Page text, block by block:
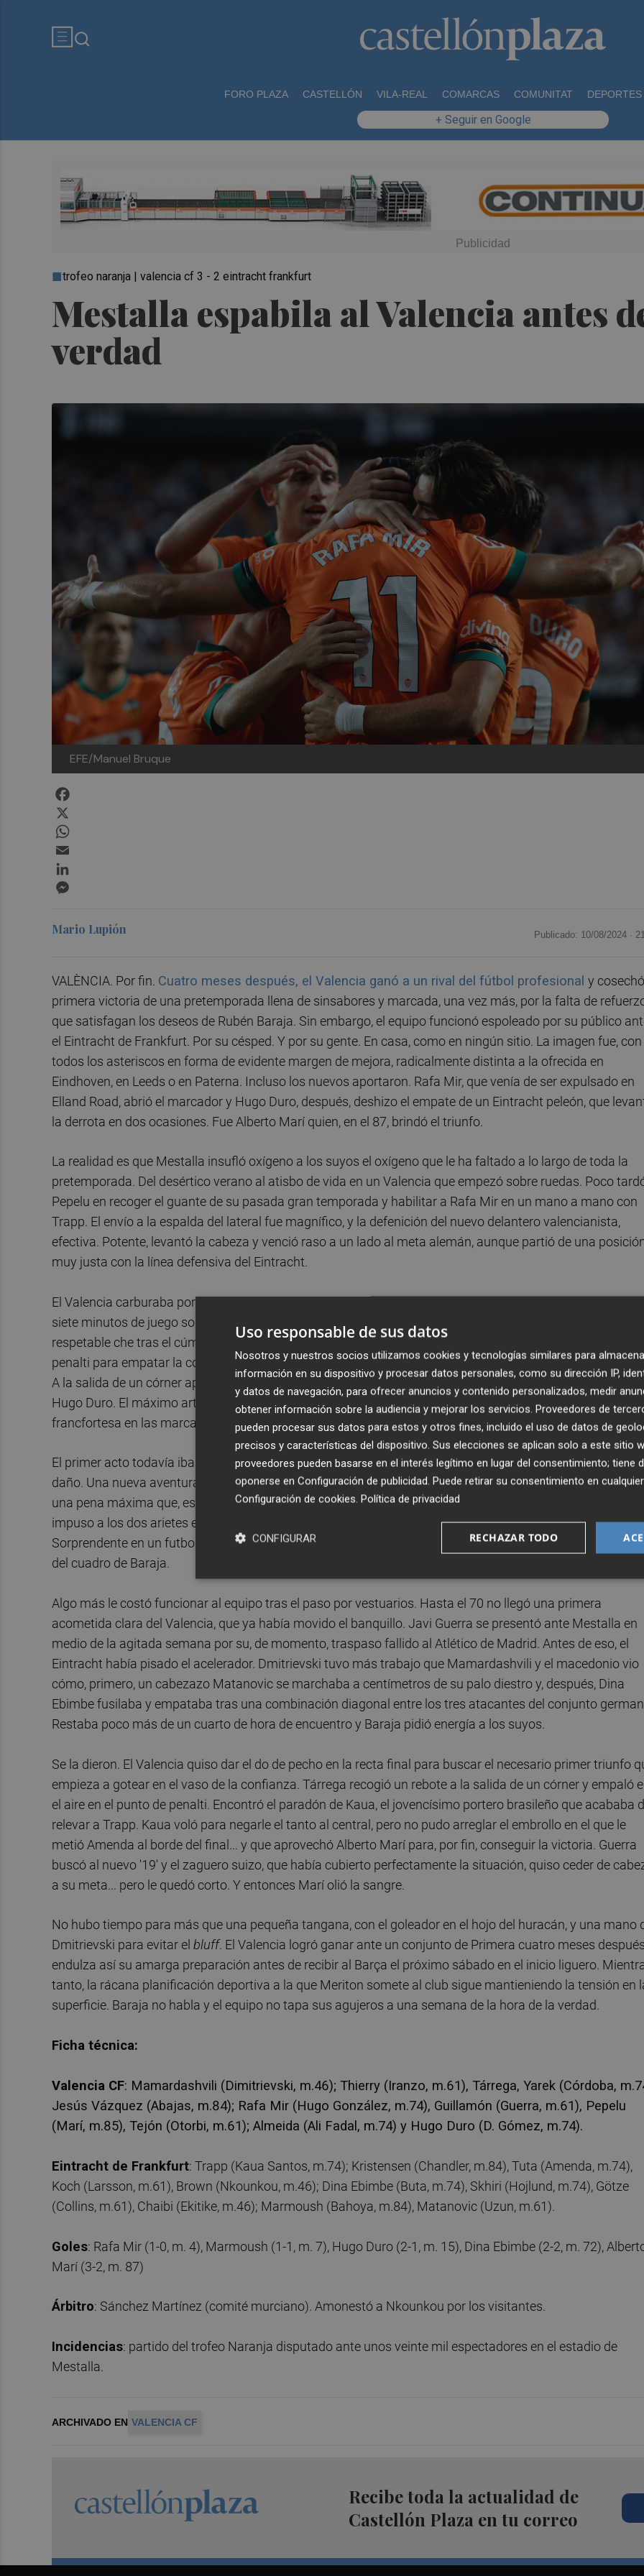
FORO PLAZA CASTELLÓN VILA-REAL COMARCAS COMUNITAT DEPORTES
+ Seguir en Google
Mestalla espabila al Valencia antes
verdad
trofeo naranja | valencia cf 3 - 2 eintracht frankfurt
EFE/Manuel Bruque
Mario Lupión Publicado: 10/08/2024 ·
VALÈNCIA. Por fin. Cuatro meses después, el Valencia ganó a un rival del fútbol profesional y
primera victoria de una pretemporada llena de sinsabores y marcada, una vez más, por la falta de
que satisfagan los deseos de Rubén Baraja. Sin embargo, el equipo funcionó espoleado por su público
el Eintracht de Frankfurt. Por su césped. Y por su gente. En casa, como en ningún sitio. La imagen fue, con
todos los asteriscos en forma de evidente margen de mejora, radicalmente distinta a la ofrecida en
Eindhoven, en Leeds o en Paterna. Incluso los nuevos aportaron. Rafa Mir, que venía de ser expulsado en
Elland Road, abrió el marcador y Hugo Duro, después, deshizo el empate de un Eintracht peleón, que
la derrota en dos ocasiones. Fue Alberto Marí quien, en el 87, brindó el triunfo.
La realidad es que Mestalla insufló oxígeno a los suyos el oxígeno que le ha faltado a lo largo de toda la
pretemporada. Del desértico verano al atisbo de vida en un Valencia que empezó sobre ruedas. Poco
Pepelu en recoger el guante de su pasada gran temporada y habilitar a Rafa Mir en un mano a mano con
Trapp. El envío a la espalda del lateral fue magnífico, y la defenición del nuevo delantero valencianista,
efectiva. Potente, levantó la cabeza y venció raso a un lado al meta alemán, aunque partió de una
muy justa con la línea defensiva del Eintracht.
El Valencia carburaba por primera vez desde el regreso al trabajo. El penalti claro cometido por Yarek a los
siete minutos de juego solo fue un borrón en una primera mitad más que correcta para lo esperado en el
respetable che tras el cúmulo de sinsabores de pretemporada. El egipcio Marmoush ejecutó y anotó el
penalti para empatar la contienda, pero los de Baraja iban a continuar espoleados por su escenario
A la salida de un córner apenas ocho minutos más tarde, un centro medido de Thierry encontró la cabeza
Hugo Duro. El máximo artillero del pasado curso se elevó por encima de Tuta y una permisiva zaga
francfortesa en las marcas. El testarazo, inapelable.
El primer acto todavía iba a guardar más noticias. Picando las espaldas de los laterales, Duro y Mir
daño. Una nueva aventura en esa tarea terminó con el madrileño en el suelo, zandadilleado, y
una pena máxima que, esta vez, erró Pepelu. El nuevo capitán -a falta de Gayà y Jaume sobre el césped-
impuso a los dos arietes en la batalla por chutar el penalti, pero envió el lanzamiento a las nubes.
Sorprendente en un futbolista impecable en ese cometido y que lleva la vara de mando en el balón parado
del cuadro de Baraja.
Algo más le costó funcionar al equipo tras el paso por vestuarios. Hasta el 70 no llegó una primera
acometida clara del Valencia, que ya había movido el banquillo. Javi Guerra se presentó ante Mestalla en
medio de la agitada semana por su, de momento, traspaso fallido al Atlético de Madrid. Antes de eso, el
Eintracht había pisado el acelerador. Dmitrievski tuvo más trabajo que Mamardashvili y el macedonio vio
cómo, primero, un cabezazo Matanovic se marchaba a centímetros de su palo diestro y, después, Dina
Ebimbe fusilaba y empataba tras una combinación diagonal entre los tres atacantes del conjunto
Restaba poco más de un cuarto de hora de encuentro y Baraja pidió energía a los suyos.
Se la dieron. El Valencia quiso dar el do de pecho en la recta final para buscar el necesario primer triunfo
empieza a gotear en el vaso de la confianza. Tárrega recogió un rebote a la salida de un córner y empaló
el aire en el punto de penalti. Encontró el paradón de Kaua, el jovencísimo portero brasileño que acababa
relevar a Trapp. Kaua voló para negarle el tanto al central, pero no pudo arreglar el embrollo en el que le
metió Amenda al borde del final... y que aprovechó Alberto Marí para, por fin, conseguir la victoria. Guerra
buscó al nuevo '19' y el zaguero suizo, que había cubierto perfectamente la situación, quiso ceder de
a su meta... pero le quedó corto. Y entonces Marí olió la sangre.
No hubo tiempo para más que una pequeña tangana, con el goleador en el hojo del huracán, y una mano
Dmitrievski para evitar el bluff. El Valencia logró ganar ante un conjunto de Primera cuatro meses
endulza así su amarga preparación antes de recibir al Barça el próximo sábado en el inicio liguero.
tanto, la rácana planificación deportiva a la que Meriton somete al club sigue mantieniendo la tensión en
superficie. Baraja no habla y el equipo no tapa sus agujeros a una semana de la hora de la verdad.
Ficha técnica:
Valencia CF: Mamardashvili (Dimitrievski, m.46); Thierry (Iranzo, m.61), Tárrega, Yarek (Córdoba,
Jesús Vázquez (Abajas, m.84); Rafa Mir (Hugo González, m.74), Guillamón (Guerra, m.61), Pepelu
(Marí, m.85), Tejón (Otorbi, m.61); Almeida (Ali Fadal, m.74) y Hugo Duro (D. Gómez, m.74).
Eintracht de Frankfurt: Trapp (Kaua Santos, m.74); Kristensen (Chandler, m.84), Tuta (Amenda, m.74),
Koch (Larsson, m.61), Brown (Nkounkou, m.46); Dina Ebimbe (Buta, m.74), Skhiri (Hojlund, m.74), Götze
(Collins, m.61), Chaibi (Ekitike, m.46); Marmoush (Bahoya, m.84), Matanovic (Uzun, m.61).
Goles: Rafa Mir (1-0, m. 4), Marmoush (1-1, m. 7), Hugo Duro (2-1, m. 15), Dina Ebimbe (2-2, m. 72),
Marí (3-2, m. 87)
Árbitro: Sánchez Martínez (comité murciano). Amonestó a Nkounkou por los visitantes.
Incidencias: partido del trofeo Naranja disputado ante unos veinte mil espectadores en el estadio de
Mestalla.
ARCHIVADO EN VALENCIA CF
Recibe toda la actualidad de
Castellón Plaza en tu correo
Uso responsable de sus datos
Nosotros y nuestros socios utilizamos cookies y tecnologías similares para
información en su dispositivo y procesar datos personales, como su dirección IP,
y datos de navegación, para ofrecer anuncios y contenido personalizados, medir
obtener información sobre la audiencia y mejorar los servicios. Proveedores de
pueden procesar sus datos para estos y otros fines, incluido el uso de datos de
precisos y características del dispositivo. Sus elecciones se aplican solo a este sitio
proveedores pueden basarse en el interés legítimo en lugar del consentimiento; tiene
oponerse en Configuración de publicidad. Puede retirar su consentimiento en
Configuración de cookies. Política de privacidad
RECHAZAR TODO
CONFIGURAR